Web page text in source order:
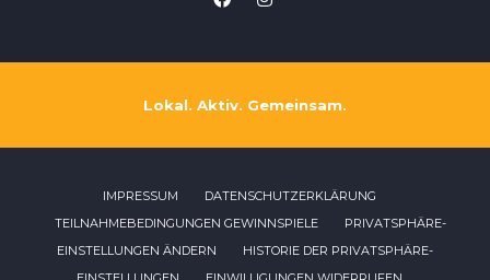
Lokal. Aktiv. Gemeinsam.
IMPRESSUM
DATENSCHUTZERKLÄRUNG
TEILNAHMEBEDINGUNGEN GEWINNSPIELE
PRIVATSPHÄRE-
EINSTELLUNGEN ÄNDERN
HISTORIE DER PRIVATSPHÄRE-